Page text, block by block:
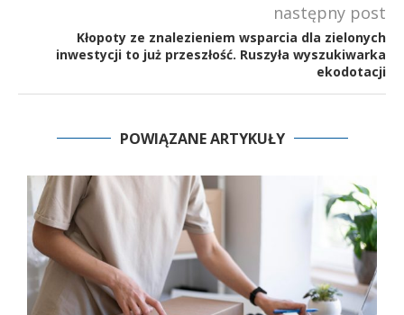
następny post
Kłopoty ze znalezieniem wsparcia dla zielonych
inwestycji to już przeszłość. Ruszyła wyszukiwarka
ekodotacji
POWIĄZANE ARTYKUŁY